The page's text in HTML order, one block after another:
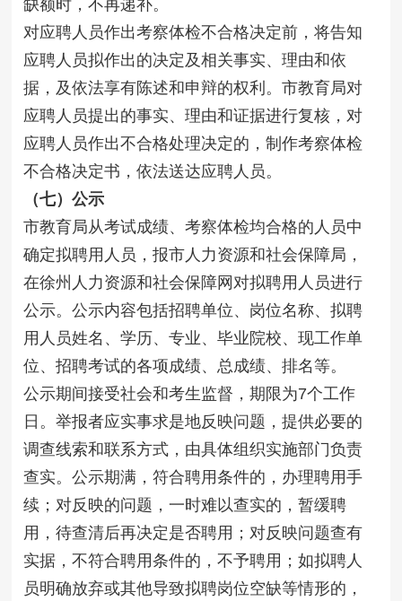
缺额时，不再递补。
对应聘人员作出考察体检不合格决定前，将告知
应聘人员拟作出的决定及相关事实、理由和依
据，及依法享有陈述和申辩的权利。市教育局对
应聘人员提出的事实、理由和证据进行复核，对
应聘人员作出不合格处理决定的，制作考察体检
不合格决定书，依法送达应聘人员。
（七）公示
市教育局从考试成绩、考察体检均合格的人员中
确定拟聘用人员，报市人力资源和社会保障局，
在徐州人力资源和社会保障网对拟聘用人员进行
公示。公示内容包括招聘单位、岗位名称、拟聘
用人员姓名、学历、专业、毕业院校、现工作单
位、招聘考试的各项成绩、总成绩、排名等。
公示期间接受社会和考生监督，期限为7个工作
日。举报者应实事求是地反映问题，提供必要的
调查线索和联系方式，由具体组织实施部门负责
查实。公示期满，符合聘用条件的，办理聘用手
续；对反映的问题，一时难以查实的，暂缓聘
用，待查清后再决定是否聘用；对反映问题查有
实据，不符合聘用条件的，不予聘用；如拟聘人
员明确放弃或其他导致拟聘岗位空缺等情形的，